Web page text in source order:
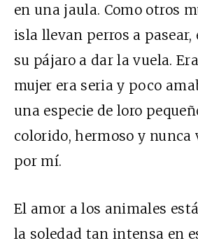
en una jaula. Como otros
isla llevan perros a pasear,
su pájaro a dar la vuela.
mujer era seria y poco
una especie de loro
colorido, hermoso y nunca
por mí.
El amor a los animales
la soledad tan intensa en